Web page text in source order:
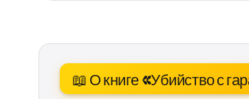
📖 О книге «Убийство с